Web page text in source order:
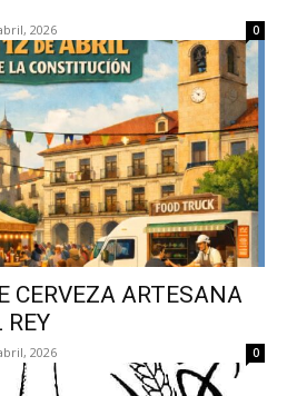
2026 0
CERVEZA ARTESANA
REY
2026 0